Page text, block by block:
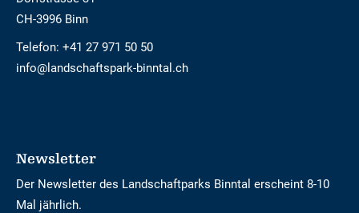
CH-3996 Binn
Telefon: +41 27 971 50 50
info@landschaftspark-binntal.ch
Newsletter
Der Newsletter des Landschaftparks Binntal erscheint 8-10
Mal jährlich.